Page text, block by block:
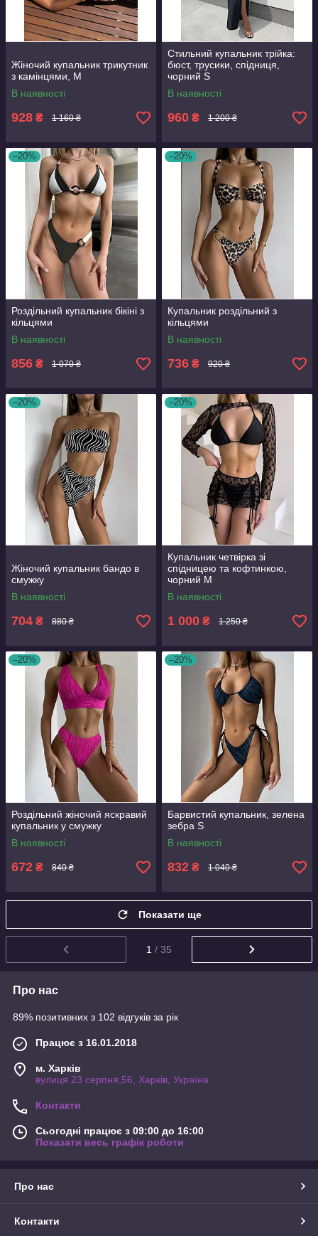
Жіночий купальник трикутник
з камінцями, M
В наявності
928 ₴ 1 160 ₴
Стильний купальник трійка:
бюст, трусики, спідниця,
чорний S
В наявності
960 ₴ 1 200 ₴
–20%
Роздільний купальник бікіні з
кільцями
В наявності
856 ₴ 1 070 ₴
–20%
Купальник роздільний з
кільцями
В наявності
736 ₴ 920 ₴
–20%
Жіночий купальник бандо в
смужку
В наявності
704 ₴ 880 ₴
–20%
Купальник четвірка зі
спідницею та кофтинкою,
чорний M
В наявності
1 000 ₴ 1 250 ₴
–20%
Роздільний жіночий яскравий
купальник у смужку
В наявності
672 ₴ 840 ₴
–20%
Барвистий купальник, зелена
зебра S
В наявності
832 ₴ 1 040 ₴
Показати ще
1 / 35
Про нас
89% позитивних з 102 відгуків за рік
Працює з 16.01.2018
м. Харків
вулиця 23 серпня,56, Харків, Україна
Контакти
Сьогодні працює з 09:00 до 16:00
Показати весь графік роботи
Про нас
Контакти